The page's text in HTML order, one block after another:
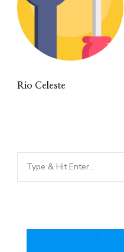
Rio Celeste
Looking
for